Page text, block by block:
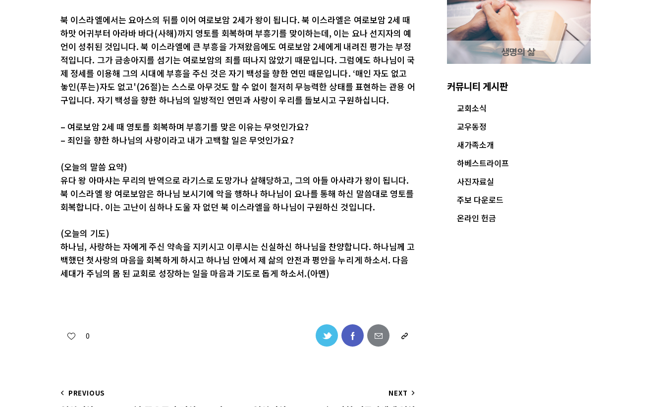
북 이스라엘에서는 요아스의 뒤를 이어 여로보암 2세가 왕이 됩니다. 북 이스라엘은 여로보암 2세 때
하맛 어귀부터 아라바 바다(사해)까지 영토를 회복하며 부흥기를 맞이하는데, 이는 요나 선지자의 예
언이 성취된 것입니다. 북 이스라엘에 큰 부흥을 가져왔음에도 여로보암 2세에게 내려진 평가는 부정
적입니다. 그가 금송아지를 섬기는 여로보암의 죄를 떠나지 않았기 때문입니다. 그럼에도 하나님이 국
제 정세를 이용해 그의 시대에 부흥을 주신 것은 자기 백성을 향한 연민 때문입니다. ‘매인 자도 없고
놓인(푸는)자도 없고'(26절)는 스스로 아무것도 할 수 없이 철저히 무능력한 상태를 표현하는 관용 어
구입니다. 자기 백성을 향한 하나님의 일방적인 연민과 사랑이 우리를 돌보시고 구원하십니다.
– 여로보암 2세 때 영토를 회복하며 부흥기를 맞은 이유는 무엇인가요?
– 죄인을 향한 하나님의 사랑이라고 내가 고백할 일은 무엇인가요?
(오늘의 말씀 요약)
유다 왕 아마샤는 무리의 반역으로 라기스로 도망가나 살해당하고, 그의 아들 아사랴가 왕이 됩니다.
북 이스라엘 왕 여로보암은 하나님 보시기에 악을 행하나 하나님이 요나를 통해 하신 말씀대로 영토를
회복합니다. 이는 고난이 심하나 도울 자 없던 북 이스라엘을 하나님이 구원하신 것입니다.
(오늘의 기도)
하나님, 사랑하는 자에게 주신 약속을 지키시고 이루시는 신실하신 하나님을 찬양합니다. 하나님께 고
백했던 첫사랑의 마음을 회복하게 하시고 하나님 안에서 제 삶의 안전과 평안을 누리게 하소서. 다음
세대가 주님의 몸 된 교회로 성장하는 일을 마음과 기도로 돕게 하소서.(아멘)
0
PREVIOUS NEXT
커뮤니티 게시판
교회소식
교우동정
새가족소개
하베스트라이프
사진자료실
주보 다운로드
온라인 헌금